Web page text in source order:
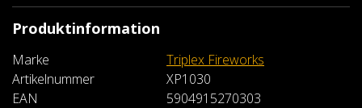
Produktinformation
Marke
Triplex Fireworks
Artikelnummer
XP1030
EAN
5904915270303